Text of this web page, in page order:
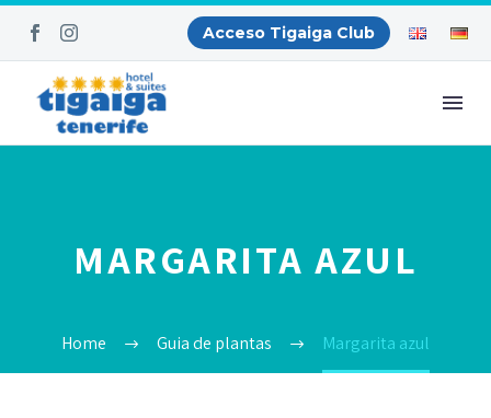
Acceso Tigaiga Club
MARGARITA AZUL
Home Guia de plantas Margarita azul